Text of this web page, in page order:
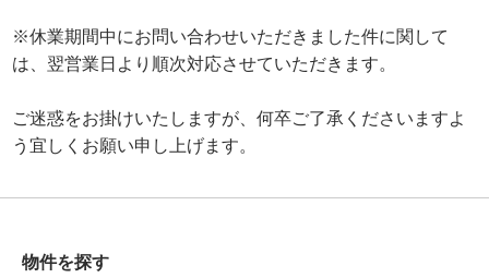
※休業期間中にお問い合わせいただきました件に関して
は、翌営業日より順次対応させていただきます。
ご迷惑をお掛けいたしますが、何卒ご了承くださいますよ
う宜しくお願い申し上げます。
物件を探す